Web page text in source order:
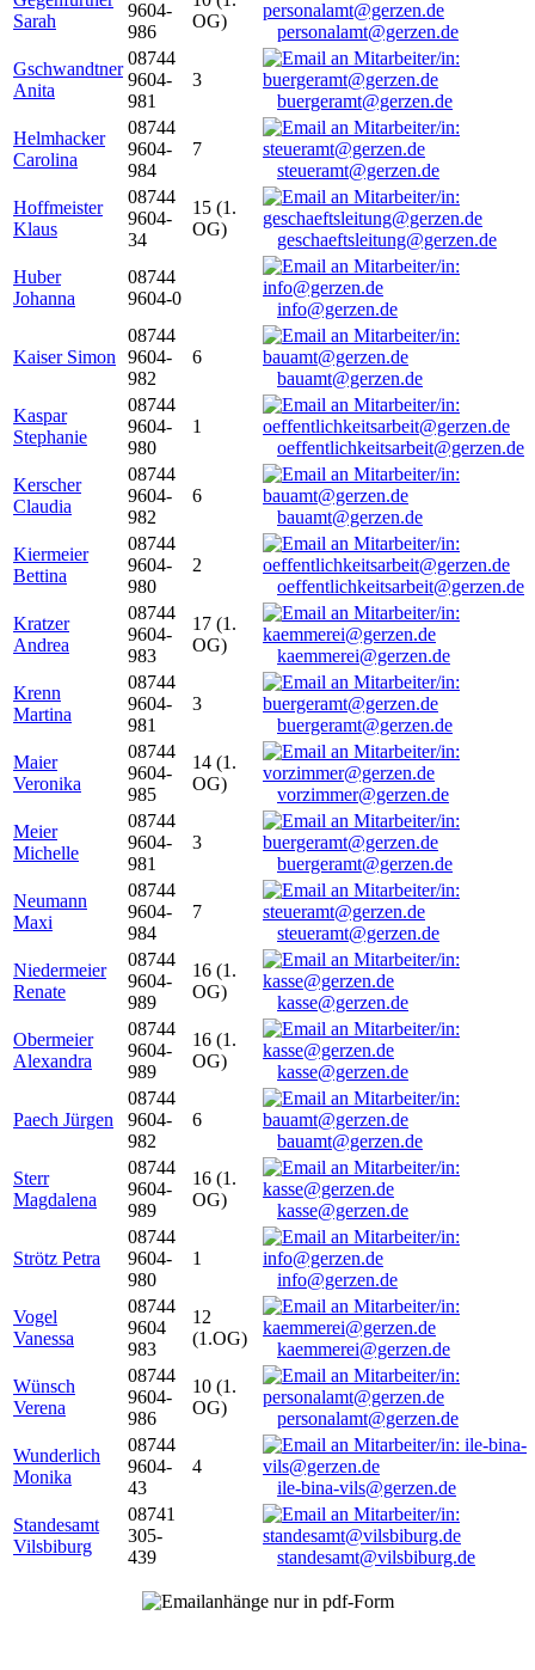
Sarah
9604-
986
OG)
personalamt@gerzen.de
Gschwandtner
Anita
08744
9604-
981
3
buergeramt@gerzen.de
Helmhacker
Carolina
08744
9604-
984
7
steueramt@gerzen.de
Hoffmeister
Klaus
08744
9604-
34
15 (1.
OG)
geschaeftsleitung@gerzen.de
Huber
Johanna
08744
9604-0
info@gerzen.de
Kaiser Simon
08744
9604-
982
6
bauamt@gerzen.de
Kaspar
Stephanie
08744
9604-
980
1
oeffentlichkeitsarbeit@gerzen.de
Kerscher
Claudia
08744
9604-
982
6
bauamt@gerzen.de
Kiermeier
Bettina
08744
9604-
980
2
oeffentlichkeitsarbeit@gerzen.de
Kratzer
Andrea
08744
9604-
983
17 (1.
OG)
kaemmerei@gerzen.de
Krenn
Martina
08744
9604-
981
3
buergeramt@gerzen.de
Maier
Veronika
08744
9604-
985
14 (1.
OG)
vorzimmer@gerzen.de
Meier
Michelle
08744
9604-
981
3
buergeramt@gerzen.de
Neumann
Maxi
08744
9604-
984
7
steueramt@gerzen.de
Niedermeier
Renate
08744
9604-
989
16 (1.
OG)
kasse@gerzen.de
Obermeier
Alexandra
08744
9604-
989
16 (1.
OG)
kasse@gerzen.de
Paech Jürgen
08744
9604-
982
6
bauamt@gerzen.de
Sterr
Magdalena
08744
9604-
989
16 (1.
OG)
kasse@gerzen.de
Strötz Petra
08744
9604-
980
1
info@gerzen.de
Vogel
Vanessa
08744
9604
983
12
(1.OG)
kaemmerei@gerzen.de
Wünsch
Verena
08744
9604-
986
10 (1.
OG)
personalamt@gerzen.de
Wunderlich
Monika
08744
9604-
43
4
ile-bina-vils@gerzen.de
Standesamt
Vilsbiburg
08741
305-
439
standesamt@vilsbiburg.de